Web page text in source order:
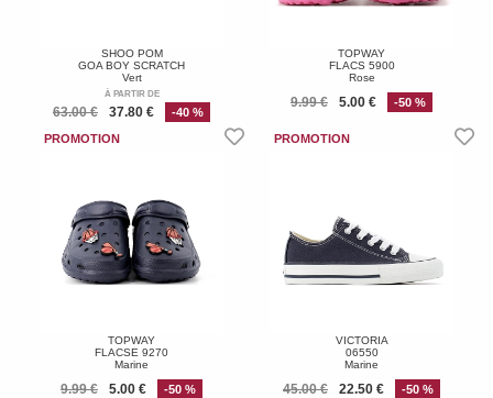
SHOO POM
GOA BOY SCRATCH
Vert
À PARTIR DE
63.00 € 37.80 € -40 %
TOPWAY
FLACS 5900
Rose
9.99 € 5.00 € -50 %
TOPWAY
FLACSE 9270
Marine
9.99 € 5.00 € -50 %
VICTORIA
06550
Marine
45.00 € 22.50 € -50 %